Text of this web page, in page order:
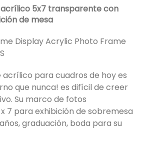
5x7 transparente con
de mesa
Display Acrylic Photo Frame
acrílico para cuadros de hoy es
que nunca! es difícil de creer
Su marco de fotos
7 para exhibición de sobremesa
graduación, boda para su